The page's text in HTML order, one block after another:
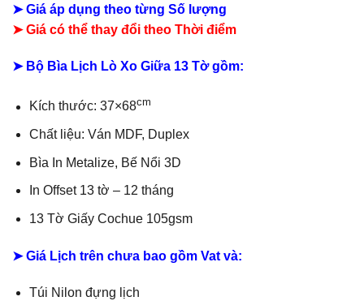
➤ Giá áp dụng theo từng Số lượng
➤ Giá có thể thay đổi theo Thời điểm
➤ Bộ Bìa Lịch Lò Xo Giữa 13 Tờ gồm:
Kích thước: 37×68cm
Chất liệu: Ván MDF, Duplex
Bìa In Metalize, Bế Nổi 3D
In Offset 13 tờ – 12 tháng
13 Tờ Giấy Cochue 105gsm
➤ Giá Lịch trên chưa bao gồm Vat và:
Túi Nilon đựng lịch